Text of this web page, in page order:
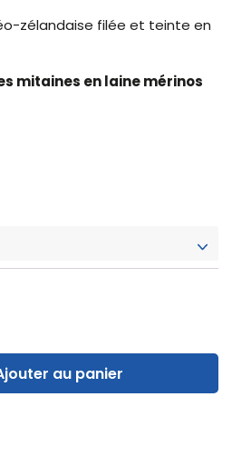
zélandaise filée et teinte en
mitaines en laine mérinos
au panier